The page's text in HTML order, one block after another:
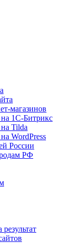
магазинов
1С-Битрикс
Tilda
WordPress
России
РФ